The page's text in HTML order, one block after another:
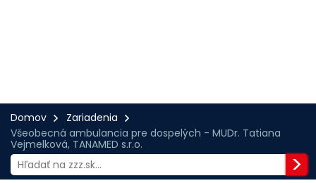
Domov
Zariadenia
Všeobecná ambulancia pre dospelých - MUDr. Tatiana
Vejmelková, TANAMED s.r.o.